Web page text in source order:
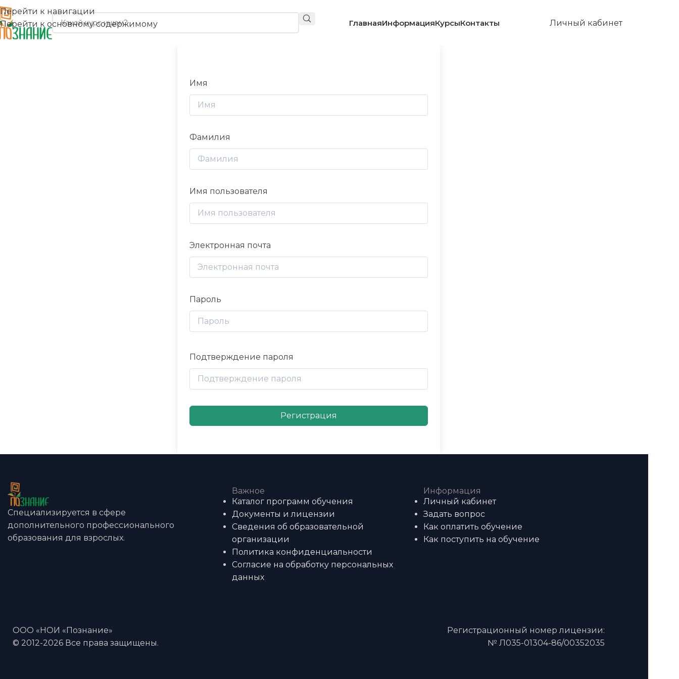
Перейти к навигации
Перейти к основному содержимому
ГлавнаяИнформацияКурсыКонтакты Личный кабинет
Имя
Фамилия
Имя пользователя
Электронная почта
Пароль
Подтверждение пароля
Регистрация
Специализируется в сфере
дополнительного профессионального
образования для взрослых.
Важное
Каталог программ обучения
Документы и лицензии
Сведения об образовательной
организации
Политика конфиденциальности
Согласие на обработку персональных
данных
Информация
Личный кабинет
Задать вопрос
Как оплатить обучение
Как поступить на обучение
ООО «НОИ «Познание»
© 2012-2026 Все права защищены.
Регистрационный номер лицензии:
№ Л035-01304-86/00352035